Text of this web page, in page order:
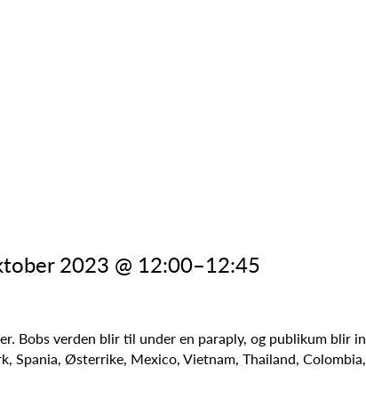
2023 @ 12:00–12:45
Bobs verden blir til under en paraply, og publikum blir
Spania, Østerrike, Mexico, Vietnam, Thailand,